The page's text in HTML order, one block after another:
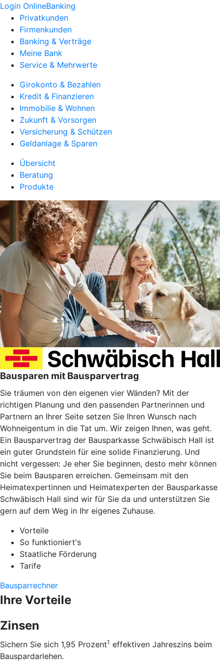
Login OnlineBanking
Privatkunden
Firmenkunden
Banking & Verträge
Meine Bank
Service & Mehrwerte
Girokonto & Bezahlen
Kredit & Finanzieren
Immobilie & Wohnen
Zukunft & Vorsorgen
Versicherung & Schützen
Geldanlage & Sparen
Übersicht
Beratung
Produkte
Bausparen mit Bausparvertrag
Sie träumen von den eigenen vier Wänden? Mit der
richtigen Planung und den passenden Partnerinnen und
Partnern an Ihrer Seite setzen Sie Ihren Wunsch nach
Wohneigentum in die Tat um. Wir zeigen Ihnen, was geht.
Ein Bausparvertrag der Bausparkasse Schwäbisch Hall ist
ein guter Grundstein für eine solide Finanzierung. Und
nicht vergessen: Je eher Sie beginnen, desto mehr können
Sie beim Bausparen erreichen. Gemeinsam mit den
Heimatexpertinnen und Heimatexperten der Bausparkasse
Schwäbisch Hall sind wir für Sie da und unterstützen Sie
gern auf dem Weg in Ihr eigenes Zuhause.
Vorteile
So funktioniert's
Staatliche Förderung
Tarife
Bausparrechner
Ihre Vorteile
Zinsen
Sichern Sie sich 1,95 Prozent1 effektiven Jahreszins beim
Bauspardarlehen.